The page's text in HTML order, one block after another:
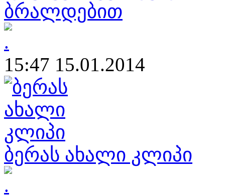
ბრალდებით
15:47 15.01.2014
ბერას ახალი კლიპი